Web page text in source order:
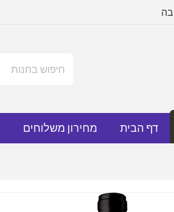
דף הבית מחירון משלוחים